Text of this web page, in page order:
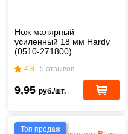
Нож малярный
усиленный 18 мм Hardy
(0510-271800)
4.8 5 отзывов
9,95 руб./шт.
Топ продаж